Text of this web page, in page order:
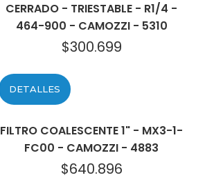
CERRADO - TRIESTABLE - R1/4 -
464-900 - CAMOZZI - 5310
$300.699
DETALLES
FILTRO COALESCENTE 1" - MX3-1-
FC00 - CAMOZZI - 4883
$640.896